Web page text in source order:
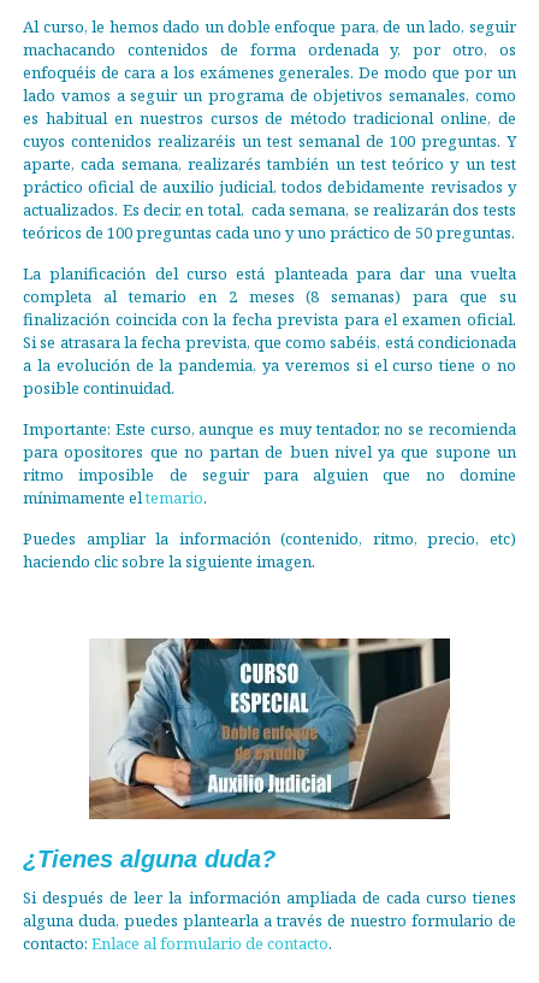
Al curso, le hemos dado un doble enfoque para, de un lado, seguir
machacando contenidos de forma ordenada y, por otro, os
enfoquéis de cara a los exámenes generales. De modo que por un
lado vamos a seguir un programa de objetivos semanales, como
es habitual en nuestros cursos de método tradicional online, de
cuyos contenidos realizaréis un test semanal de 100 preguntas. Y
aparte, cada semana, realizarés también un test teórico y un test
práctico oficial de auxilio judicial, todos debidamente revisados y
actualizados. Es decir, en total, cada semana, se realizarán dos tests
teóricos de 100 preguntas cada uno y uno práctico de 50 preguntas.
La planificación del curso está planteada para dar una vuelta
completa al temario en 2 meses (8 semanas) para que su
finalización coincida con la fecha prevista para el examen oficial.
Si se atrasara la fecha prevista, que como sabéis, está condicionada
a la evolución de la pandemia, ya veremos si el curso tiene o no
posible continuidad.
Importante: Este curso, aunque es muy tentador, no se recomienda
para opositores que no partan de buen nivel ya que supone un
ritmo imposible de seguir para alguien que no domine
mínimamente eltemario.
Puedes ampliar la información (contenido, ritmo, precio, etc)
haciendo clic sobre la siguiente imagen.
¿Tienes alguna duda?
Si después de leer la información ampliada de cada curso tienes
alguna duda, puedes plantearla a través de nuestro formulario de
contacto:Enlace al formulario de contacto.